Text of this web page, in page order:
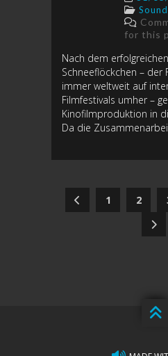
for this
Nach dem
Schneeflöckchen – der
immer weltweit auf
Filmfestivals umher –
Kinofilmproduktion in
Da die Zusammenarbeit
1 2
